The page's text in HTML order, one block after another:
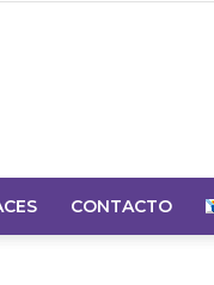
CONTACTO